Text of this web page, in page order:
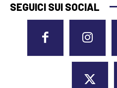
SEGUICI SUI SOCIAL